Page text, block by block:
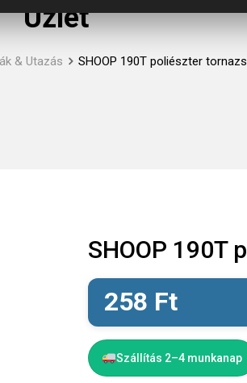
Üzlet
& Utazás SHOOP 190T poliészter
SHOOP 190T
258 Ft
Szállítás 2–4 munkanap